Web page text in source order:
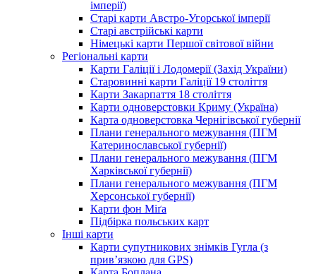
імперії)
Старі карти Австро-Угорської імперії
Старі австрійські карти
Німецькі карти Першої світової війни
Регіональні карти
Карти Галіції і Лодомерії (Захід України)
Старовинні карти Галіції 19 століття
Карти Закарпаття 18 століття
Карти одноверстовки Криму (Україна)
Карта одноверстовка Чернігівської губернії
Плани генерального межування (ПГМ
Катеринославської губернії)
Плани генерального межування (ПГМ
Харківської губернії)
Плани генерального межування (ПГМ
Херсонської губернії)
Карти фон Міґа
Підбірка польських карт
Інші карти
Карти супутникових знімків Гугла (з
прив’язкою для GPS)